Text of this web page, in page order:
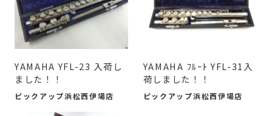
YAMAHA YFL-23 入荷し
ました！！
ピックアップ浜松西伊場店
YAMAHA ﾌﾙｰﾄ YFL-31入
荷しました！！
ピックアップ浜松西伊場店